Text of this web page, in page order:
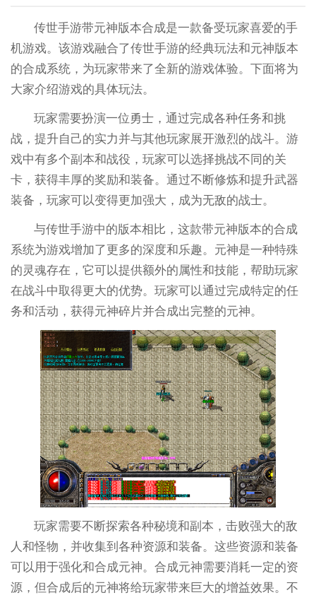
传世手游带元神版本合成是一款备受玩家喜爱的手
机游戏。该游戏融合了传世手游的经典玩法和元神版本
的合成系统，为玩家带来了全新的游戏体验。下面将为
大家介绍游戏的具体玩法。
玩家需要扮演一位勇士，通过完成各种任务和挑
战，提升自己的实力并与其他玩家展开激烈的战斗。游
戏中有多个副本和战役，玩家可以选择挑战不同的关
卡，获得丰厚的奖励和装备。通过不断修炼和提升武器
装备，玩家可以变得更加强大，成为无敌的战士。
与传世手游中的版本相比，这款带元神版本的合成
系统为游戏增加了更多的深度和乐趣。元神是一种特殊
的灵魂存在，它可以提供额外的属性和技能，帮助玩家
在战斗中取得更大的优势。玩家可以通过完成特定的任
务和活动，获得元神碎片并合成出完整的元神。
玩家需要不断探索各种秘境和副本，击败强大的敌
人和怪物，并收集到各种资源和装备。这些资源和装备
可以用于强化和合成元神。合成元神需要消耗一定的资
源，但合成后的元神将给玩家带来巨大的增益效果。不